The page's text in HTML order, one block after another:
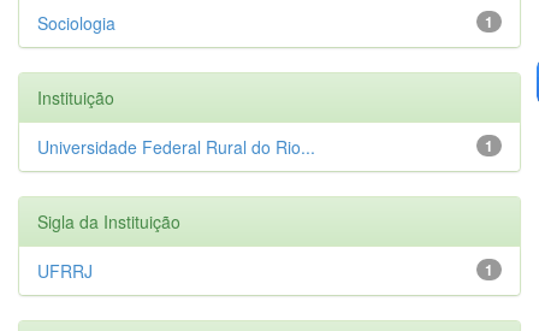
1
Sociologia
Instituição
1
Universidade Federal Rural do Rio...
Sigla da Instituição
1
UFRRJ